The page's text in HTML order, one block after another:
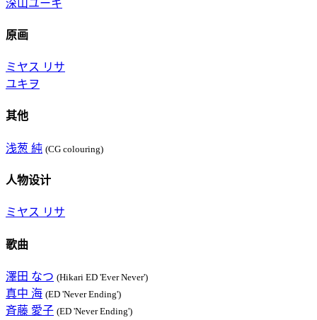
深山ユーキ
原画
ミヤス リサ
ユキヲ
其他
浅葱 純 (CG colouring)
人物设计
ミヤス リサ
歌曲
澤田 なつ (Hikari ED 'Ever Never')
真中 海 (ED 'Never Ending')
斉藤 愛子 (ED 'Never Ending')